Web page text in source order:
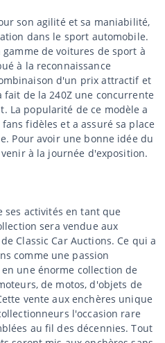
son agilité et sa maniabilité,
dans le sport automobile.
de voitures de sport à
à la reconnaissance
d'un prix attractif et
de la 240Z une concurrente
La popularité de ce modèle a
fidèles et a assuré sa place
Pour avoir une bonne idée du
à la journée d'exposition.
ses activités en tant que
sera vendue aux
Classic Car Auctions. Ce qui a
comme une passion
une énorme collection de
de motos, d'objets de
vente aux enchères unique
l'occasion rare
au fil des décennies. Tout